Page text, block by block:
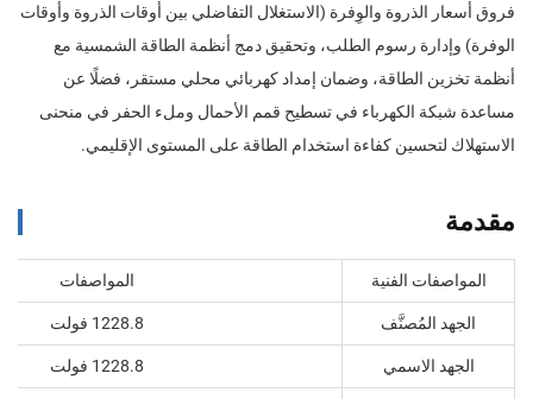
فروق أسعار الذروة والوِفرة (الاستغلال التفاضلي بين أوقات الذروة وأوقات
الوفرة) وإدارة رسوم الطلب، وتحقيق دمج أنظمة الطاقة الشمسية مع
أنظمة تخزين الطاقة، وضمان إمداد كهربائي محلي مستقر، فضلًا عن
مساعدة شبكة الكهرباء في تسطيح قمم الأحمال وملء الحفر في منحنى
الاستهلاك لتحسين كفاءة استخدام الطاقة على المستوى الإقليمي.
مقدمة
المواصفات الفنية المواصفات
الجهد المُصنَّف 1228.8 فولت
الجهد الاسمي 1228.8 فولت